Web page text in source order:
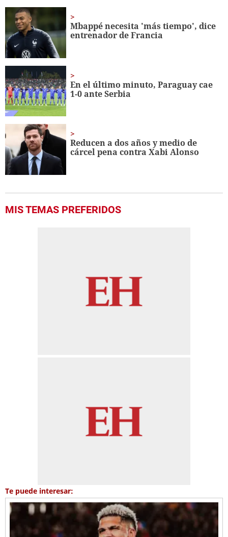
seconds
Mbappé necesita 'más tiempo', dice
entrenador de Francia
En el último minuto, Paraguay cae
1-0 ante Serbia
Reducen a dos años y medio de
cárcel pena contra Xabi Alonso
MIS TEMAS PREFERIDOS
Te puede interesar: